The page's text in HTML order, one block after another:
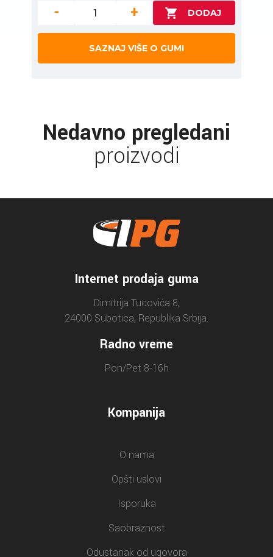
- +
SAZNAJ VIŠE O GUMI
Nedavno pregledani
proizvodi
Internet prodaja guma
Dimitrija Tucovića 8,
24000 Subotica, Republika Srbija.
Radno vreme
Pon/Pet 8-16h
Kompanija
O nama
Opšti uslovi
Isporuka
Saobraznost
Odustanak od ugovora